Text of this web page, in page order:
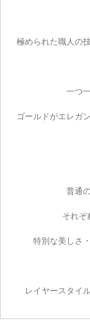
極められた職人の
一つ
ゴールドがエレガ
普通
それぞ
特別な美しさ
レイヤースタイ